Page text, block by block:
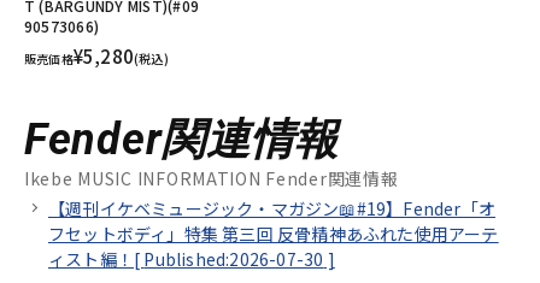
T (BARGUNDY MIST)(#09
90573066)
販売価格¥5,280(税込)
Fender関連情報
Ikebe MUSIC INFORMATION Fender関連情報
【週刊イケベミュージック・マガジン📖#19】Fender「オ
フセットボディ」特集 第三回 反骨精神あふれた使用アーテ
ィスト編！[ Published:2026-07-30 ]